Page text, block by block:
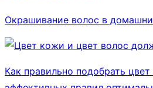
Окрашивание волос в
Как правильно подобрать